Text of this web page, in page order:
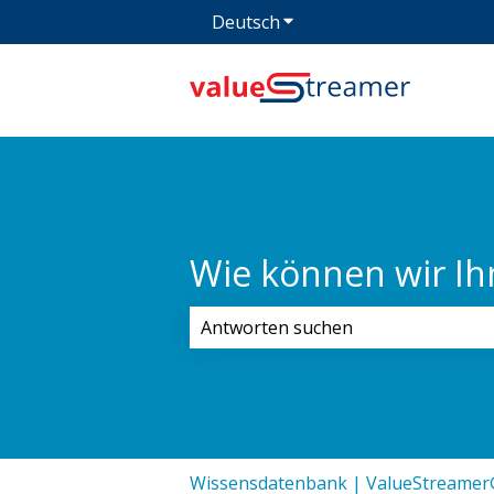
DeutschUntermenü für
Wie können wir
Wissensdatenbank |